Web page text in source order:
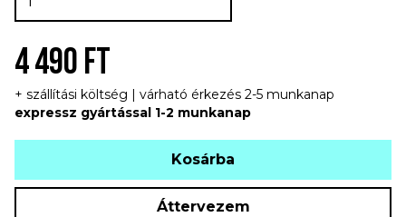
4 490 FT
+ szállítási költség | várható érkezés 2-5 munkanap
expressz gyártással 1-2 munkanap
Kosárba
Áttervezem